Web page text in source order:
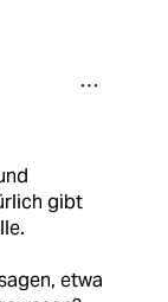
gibt
etwa